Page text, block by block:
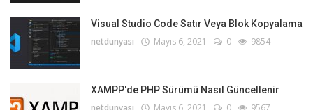
Visual Studio Code Satır Veya Blok Kopyalama
netdunyasi Mayıs 6, 2021 0 9854
XAMPP'de PHP Sürümü Nasıl Güncellenir
netdunyasi Mayıs 6, 2021 0 9567